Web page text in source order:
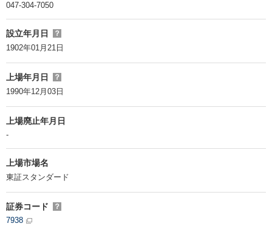
047-304-7050
設立年月日 ？
1902年01月21日
上場年月日 ？
1990年12月03日
上場廃止年月日
-
上場市場名
東証スタンダード
証券コード ？
7938